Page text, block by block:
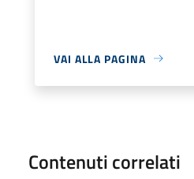
VAI ALLA PAGINA
Contenuti correlati